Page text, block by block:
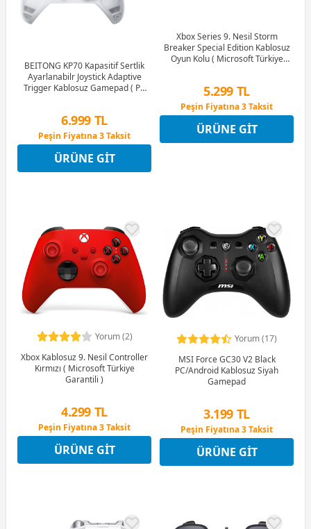
BEITONG KP70 Kapasitif Sertlik
Ayarlanabilr Joystick Adaptive
Trigger Kablosuz Gamepad ( PC
6.999 TL
Peşin Fiyatına 3 Taksit
9 Ay x 972 TL taksitle
Peşin Fiyatına 3 Taksit
ÜRÜNE GIT
Xbox Series 9. Nesil Storm
Breaker Special Edition Kablosuz
Oyun Kolu ( Microsoft Türkiye
5.299 TL
Peşin Fiyatına 3 Taksit
9 Ay x 736 TL taksitle
Peşin Fiyatına 3 Taksit
ÜRÜNE GIT
Yorum (2)
Xbox Kablosuz 9. Nesil Controller
Kırmızı ( Microsoft Türkiye
Garantili )
4.299 TL
Peşin Fiyatına 3 Taksit
9 Ay x 597 TL taksitle
Peşin Fiyatına 3 Taksit
ÜRÜNE GIT
Yorum (17)
MSI Force GC30 V2 Black
PC/Android Kablosuz Siyah
Gamepad
3.199 TL
Peşin Fiyatına 3 Taksit
9 Ay x 444 TL taksitle
Peşin Fiyatına 3 Taksit
ÜRÜNE GIT